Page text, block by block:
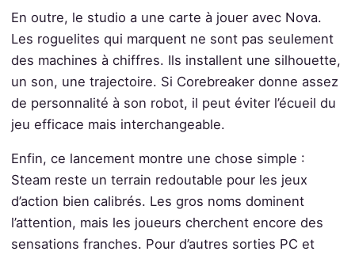
En outre, le studio a une carte à jouer avec Nova.
Les roguelites qui marquent ne sont pas seulement
des machines à chiffres. Ils installent une silhouette,
un son, une trajectoire. Si Corebreaker donne assez
de personnalité à son robot, il peut éviter l’écueil du
jeu efficace mais interchangeable.
Enfin, ce lancement montre une chose simple :
Steam reste un terrain redoutable pour les jeux
d’action bien calibrés. Les gros noms dominent
l’attention, mais les joueurs cherchent encore des
sensations franches. Pour d’autres sorties PC et